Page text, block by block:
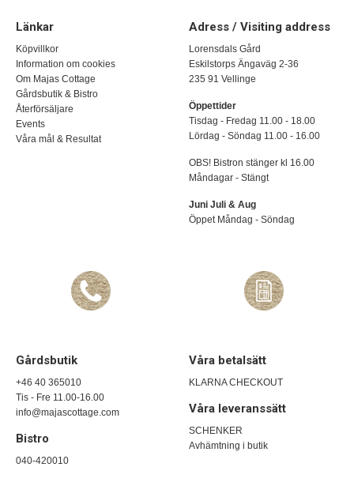
Länkar
Köpvillkor
Information om cookies
Om Majas Cottage
Gårdsbutik & Bistro
Återförsäljare
Events
Våra mål & Resultat
Adress / Visiting address
Lorensdals Gård
Eskilstorps Ängaväg 2-36
235 91 Vellinge
Öppettider
Tisdag - Fredag 11.00 - 18.00
Lördag - Söndag 11.00 - 16.00
OBS! Bistron stänger kl 16.00
Måndagar - Stängt
Juni Juli & Aug
Öppet Måndag - Söndag
Gårdsbutik
+46 40 365010
Tis - Fre 11.00-16.00
info@majascottage.com
Bistro
040-420010
Våra betalsätt
KLARNA CHECKOUT
Våra leveranssätt
SCHENKER
Avhämtning i butik